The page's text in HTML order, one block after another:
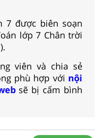
7 được biên soạn
lớp 7 Chân trời
viên và chia sẻ
phù hợp với nội
sẽ bị cấm bình